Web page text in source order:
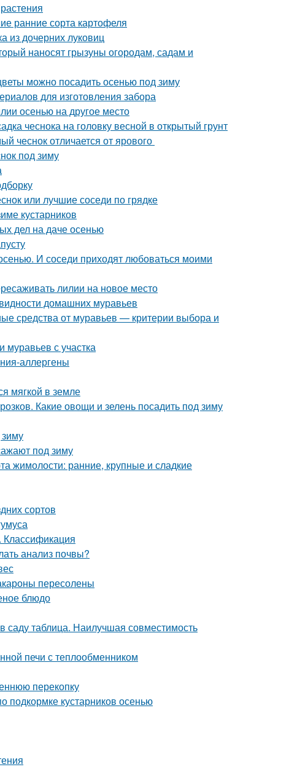
ранние сорта картофеля
из дочерних луковиц
наносят грызуны огородам, садам и
можно посадить осенью под зиму
для изготовления забора
осенью на другое место
чеснока на головку весной в открытый грунт
чеснок отличается от ярового
под зиму
или лучшие соседи по грядке
кустарников
дел на даче осенью
И соседи приходят любоваться моими
лилии на новое место
домашних муравьев
средства от муравьев — критерии выбора и
муравьев с участка
аллергены
мягкой в земле
Какие овощи и зелень посадить под зиму
под зиму
жимолости: ранние, крупные и сладкие
сортов
Классификация
анализ почвы?
пересолены
блюдо
саду таблица. Наилучшая совместимость
печи с теплообменником
перекопку
подкормке кустарников осенью